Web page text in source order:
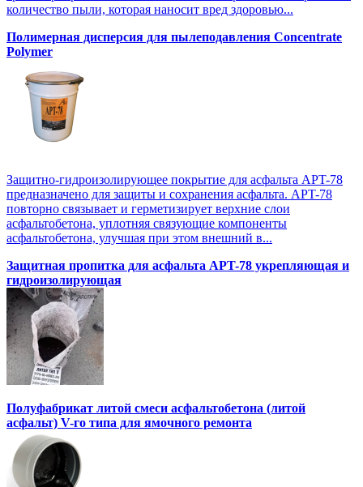
количество пыли, которая наносит вред здоровью...
Полимерная дисперсия для пылеподавления Concentrate
Polymer
Защитно-гидроизолирующее покрытие для асфальта APT-78
предназначено для защиты и сохранения асфальта. APT-78
повторно связывает и герметизирует верхние слои
асфальтобетона, уплотняя связующие компоненты
асфальтобетона, улучшая при этом внешний в...
Защитная пропитка для асфальта APT-78 укрепляющая и
гидроизолирующая
Полуфабрикат литой смеси асфальтобетона (литой
асфальт) V-го типа для ямочного ремонта